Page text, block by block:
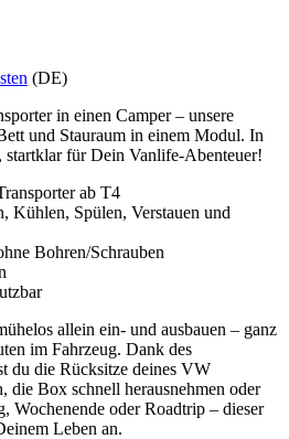
(DE)
in einen Camper – unsere
und Stauraum in einem Modul. In
für Dein Vanlife-Abenteuer!
ab T4
Kühlen, Spülen, Verstauen und
Bohren/Schrauben
allein ein- und ausbauen – ganz
im Fahrzeug. Dank des
du die Rücksitze deines VW
die Box schnell herausnehmen oder
Wochenende oder Roadtrip – dieser
Leben an.